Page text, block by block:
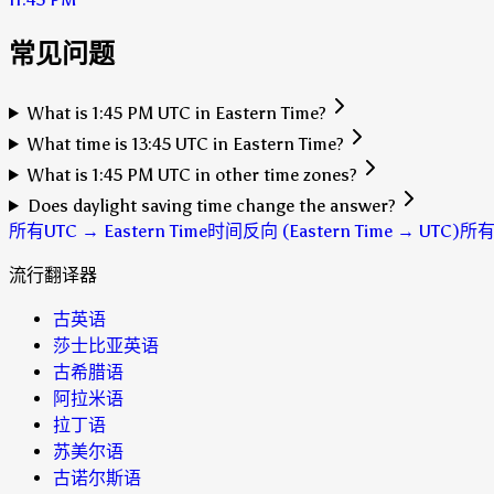
常见问题
What is 1:45 PM UTC in Eastern Time?
What time is 13:45 UTC in Eastern Time?
What is 1:45 PM UTC in other time zones?
Does daylight saving time change the answer?
所有UTC → Eastern Time时间反向 (Eastern Time → UTC)所
流行翻译器
古英语
莎士比亚英语
古希腊语
阿拉米语
拉丁语
苏美尔语
古诺尔斯语